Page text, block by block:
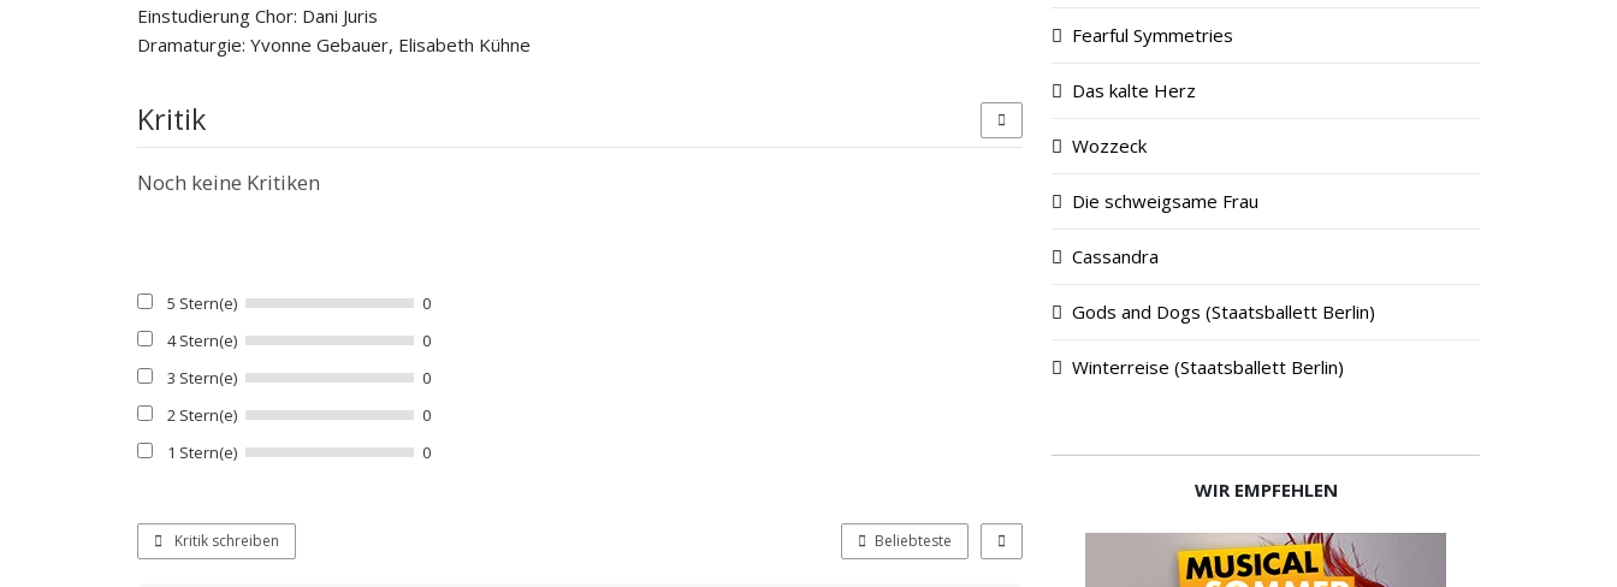
Einstudierung Chor: Dani Juris
Dramaturgie: Yvonne Gebauer, Elisabeth Kühne
Kritik
Noch keine Kritiken
5 Stern(e)
0
4 Stern(e)
0
3 Stern(e)
0
2 Stern(e)
0
1 Stern(e)
0
Kritik schreiben Beliebteste
Fearful Symmetries
Das kalte Herz
Wozzeck
Die schweigsame Frau
Cassandra
Gods and Dogs (Staatsballett Berlin)
Winterreise (Staatsballett Berlin)
WIR EMPFEHLEN